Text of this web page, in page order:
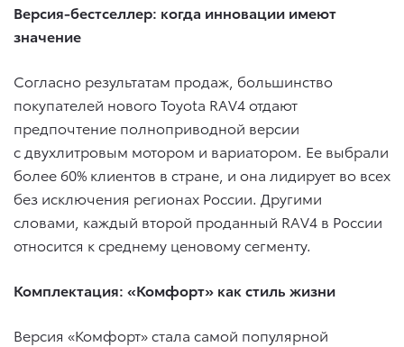
Версия-бестселлер: когда инновации имеют
значение
Согласно результатам продаж, большинство
покупателей нового Toyota RAV4 отдают
предпочтение полноприводной версии
с двухлитровым мотором и вариатором. Ее выбрали
более 60% клиентов в стране, и она лидирует во всех
без исключения регионах России. Другими
словами, каждый второй проданный RAV4 в России
относится к среднему ценовому сегменту.
Комплектация: «Комфорт» как стиль жизни
Версия «Комфорт» стала самой популярной